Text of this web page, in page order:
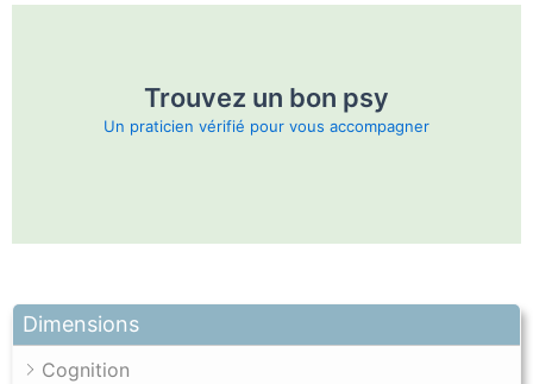
Dimensions
Cognition
Trouvez un bon psy
Un praticien vérifié pour vous accompagner